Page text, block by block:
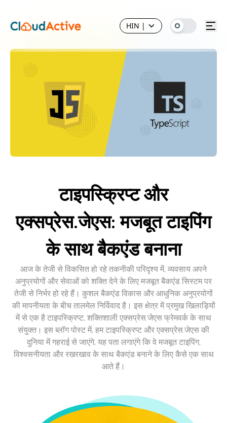
HIN |
टाइपस्क्रिप्ट और
एक्सप्रेस.जेएस: मजबूत टाइपिंग
के साथ बैकएंड बनाना
आज के तेजी से विकसित हो रहे तकनीकी परिदृश्य में, व्यवसाय अपने
अनुप्रयोगों और सेवाओं को शक्ति देने के लिए मजबूत बैकएंड सिस्टम पर
तेजी से निर्भर हो रहे हैं। कुशल बैकएंड विकास और आधुनिक अनुप्रयोगों
की मापनीयता के बीच तालमेल निर्विवाद है। इस क्षेत्र में प्रमुख खिलाड़ियों
में से एक है टाइपस्क्रिप्ट, शक्तिशाली एक्सप्रेस.जेएस फ्रेमवर्क के साथ
संयुक्त। इस ब्लॉग पोस्ट में, हम टाइपस्क्रिप्ट और एक्सप्रेस.जेएस की
दुनिया में गहराई से जाएंगे, यह पता लगाएंगे कि वे मजबूत टाइपिंग,
विश्वसनीयता और रखरखाव के साथ बैकएंड बनाने के लिए कैसे एक साथ
आते हैं।